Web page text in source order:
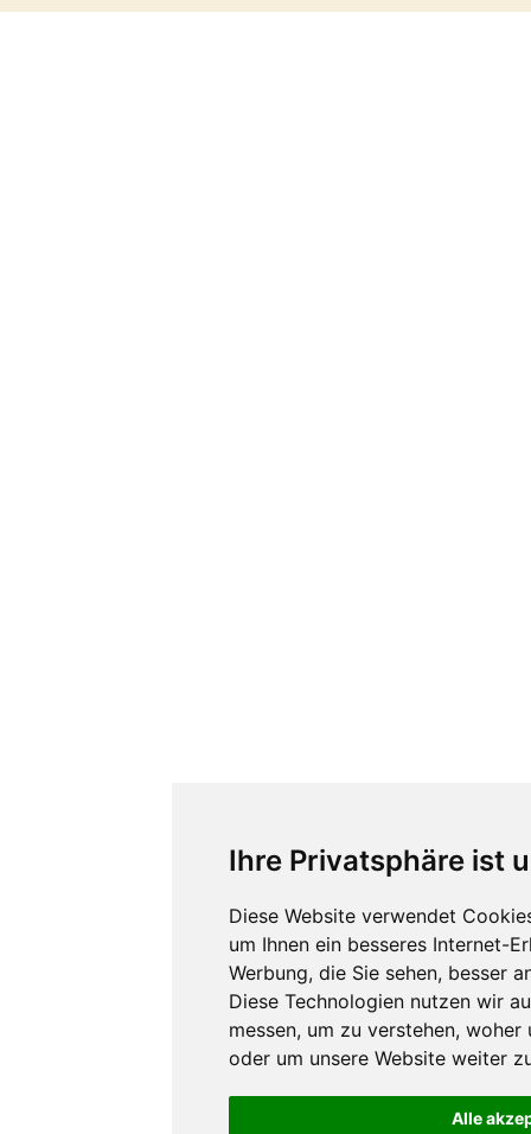
Ihre Privatsphäre ist
Diese Website verwendet
um Ihnen ein besseres Internet-
Werbung, die Sie sehen, besser
Diese Technologien nutzen wir
messen, um zu verstehen, woher
oder um unsere Website weiter
Alle